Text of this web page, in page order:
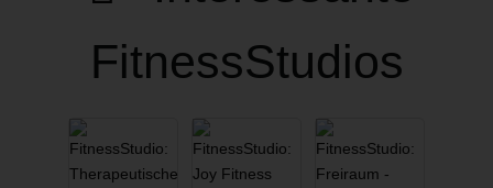
FitnessStudios